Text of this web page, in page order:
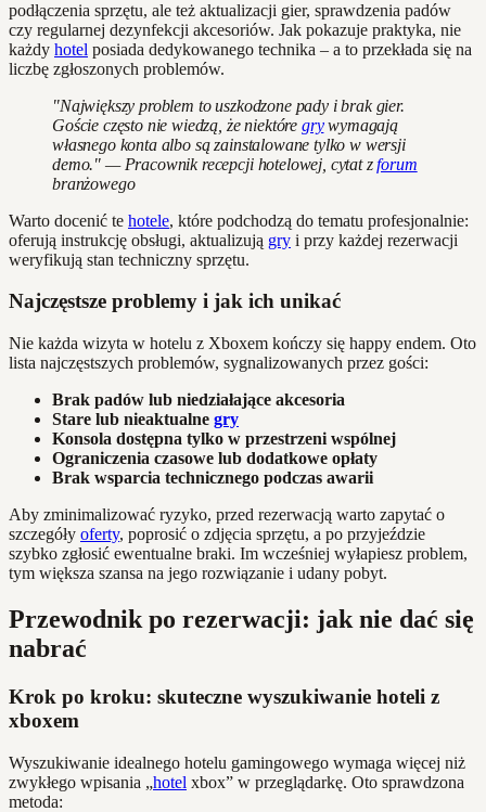
podłączenia sprzętu, ale też aktualizacji gier, sprawdzenia padów
czy regularnej dezynfekcji akcesoriów. Jak pokazuje praktyka, nie
każdy hotel posiada dedykowanego technika – a to przekłada się na
liczbę zgłoszonych problemów.
"Największy problem to uszkodzone pady i brak gier.
Goście często nie wiedzą, że niektóre grywymagają
własnego konta albo są zainstalowane tylko w wersji
demo." — Pracownik recepcji hotelowej, cytat zforum
branżowego
Warto docenić te hotele, które podchodzą do tematu profesjonalnie:
oferują instrukcję obsługi, aktualizują gry i przy każdej rezerwacji
weryfikują stan techniczny sprzętu.
Najczęstsze problemy i jak ich unikać
Nie każda wizyta w hotelu z Xboxem kończy się happy endem. Oto
lista najczęstszych problemów, sygnalizowanych przez gości:
Brak padów lub niedziałające akcesoria
Stare lub nieaktualne gry
Konsola dostępna tylko w przestrzeni wspólnej
Ograniczenia czasowe lub dodatkowe opłaty
Brak wsparcia technicznego podczas awarii
Aby zminimalizować ryzyko, przed rezerwacją warto zapytać o
szczegóły oferty, poprosić o zdjęcia sprzętu, a po przyjeździe
szybko zgłosić ewentualne braki. Im wcześniej wyłapiesz problem,
tym większa szansa na jego rozwiązanie i udany pobyt.
Przewodnik po rezerwacji: jak nie dać się
nabrać
Krok po kroku: skuteczne wyszukiwanie hoteli z
xboxem
Wyszukiwanie idealnego hotelu gamingowego wymaga więcej niż
zwykłego wpisania „hotel xbox” w przeglądarkę. Oto sprawdzona
metoda: